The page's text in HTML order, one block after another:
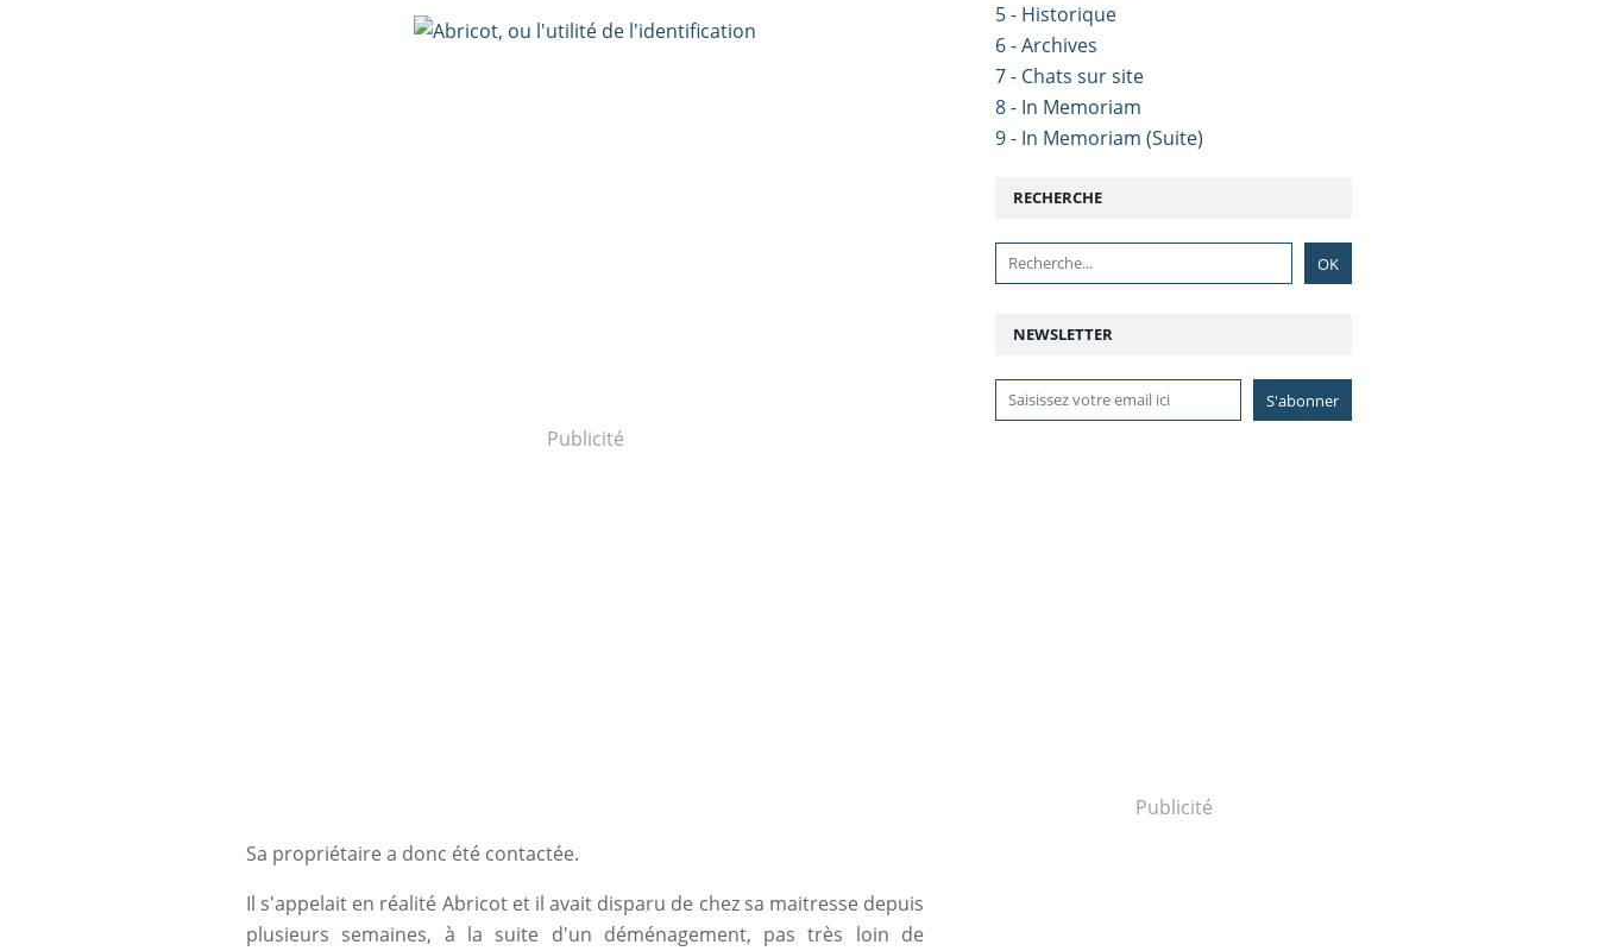
Publicité
Sa propriétaire a donc été contactée.
Il s'appelait en réalité Abricot et il avait disparu de chez sa maitresse depuis
plusieurs semaines, à la suite d'un déménagement, pas très loin de
NEWSLETTER
RECHERCHE
Publicité
5 - Historique
6 - Archives
7 - Chats sur site
8 - In Memoriam
9 - In Memoriam (Suite)